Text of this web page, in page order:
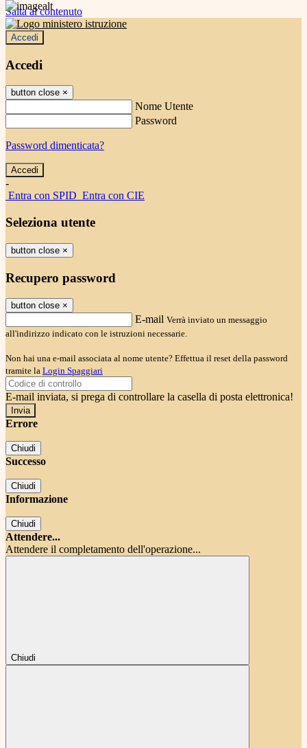
Salta al contenuto
Accedi
Accedi
button close ×
Nome Utente
Password
Password dimenticata?
-
Entra con SPID Entra con CIE
Seleziona utente
button close ×
Recupero password
button close ×
E-mail Verrà inviato un messaggio
all'indirizzo indicato con le istruzioni necessarie.
Non hai una e-mail associata al nome utente? Effettua il reset della password
tramite la Login Spaggiari
E-mail inviata, si prega di controllare la casella di posta elettronica!
Errore
Chiudi
Successo
Chiudi
Informazione
Chiudi
Attendere...
Attendere il completamento dell'operazione...
Chiudi